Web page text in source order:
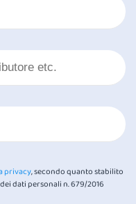
privacy, secondo quanto stabilito
dati personali n. 679/2016